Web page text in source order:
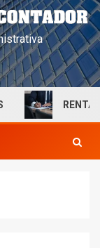
RENTAS